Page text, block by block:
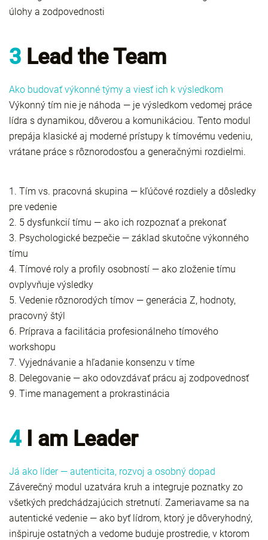
úlohy a zodpovednosti
3 Lead the Team
Ako budovať výkonné týmy a viesť ich k výsledkom
Výkonný tím nie je náhoda — je výsledkom vedomej práce
lídra s dynamikou, dôverou a komunikáciou. Tento modul
prepája klasické aj moderné prístupy k tímovému vedeniu,
vrátane práce s rôznorodosťou a generačnými rozdielmi.
1. Tím vs. pracovná skupina — kľúčové rozdiely a dôsledky
pre vedenie
2. 5 dysfunkcií tímu — ako ich rozpoznať a prekonať
3. Psychologické bezpečie — základ skutočne výkonného
tímu
4. Tímové roly a profily osobností — ako zloženie tímu
ovplyvňuje výsledky
5. Vedenie rôznorodých tímov — generácia Z, hodnoty,
pracovný štýl
6. Príprava a facilitácia profesionálneho tímového
workshopu
7. Vyjednávanie a hľadanie konsenzu v tíme
8. Delegovanie — ako odovzdávať prácu aj zodpovednosť
9. Time management a prokrastinácia
4 I am Leader
Já ako líder — autenticita, rozvoj a osobný dopad
Záverečný modul uzatvára kruh a integruje poznatky zo
všetkých predchádzajúcich stretnutí. Zameriavame sa na
autentické vedenie — ako byť lídrom, ktorý je dôveryhodný,
inšpiruje ostatných a vedome buduje prostredie, v ktorom